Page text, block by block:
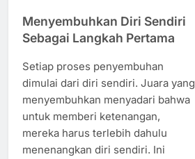
Menyembuhkan Diri Sendiri
Sebagai Langkah Pertama
Setiap proses penyembuhan
dimulai dari diri sendiri. Juara yang
menyembuhkan menyadari bahwa
untuk memberi ketenangan,
mereka harus terlebih dahulu
menenangkan diri sendiri. Ini